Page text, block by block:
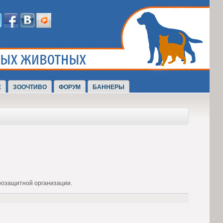
ЗООЧТИВО ФОРУМ БАННЕРЫ
организации.